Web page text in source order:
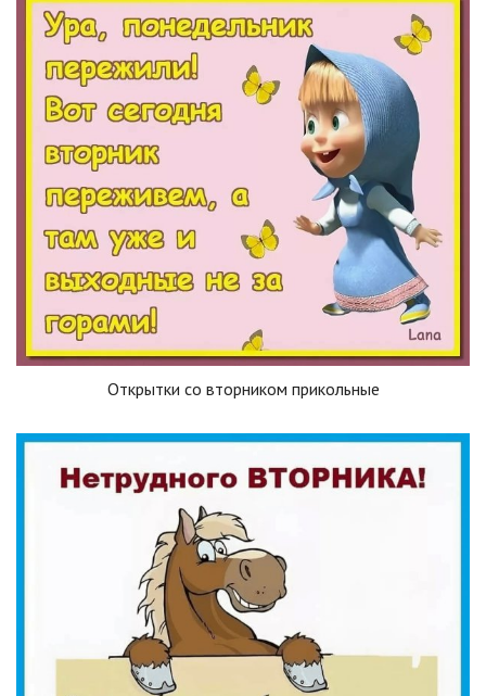
Открытки со вторником прикольные